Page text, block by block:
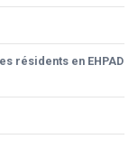
résidents en EHPAD